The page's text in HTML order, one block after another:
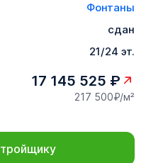
Фонтаны
сдан
21/24 эт.
17 145 525 ₽
217 500₽/м²